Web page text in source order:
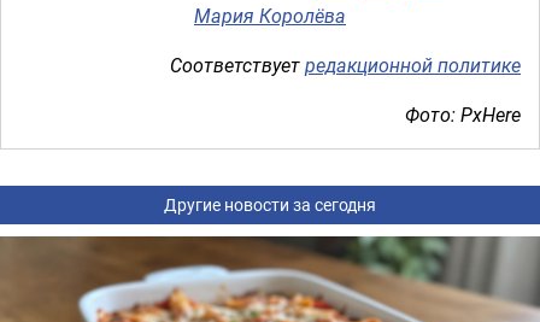
Мария Королёва
Соответствуетредакционной политике
Фото: PxHere
Другие новости за сегодня